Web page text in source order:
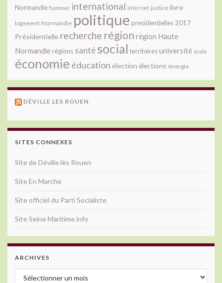
Normandie humour international internet justice livre
logement Normandie politique presidentielles 2017
Présidentielle recherche région région Haute
Normandie régions santésocial territoiresuniversité école
économie éducation élection élections énergie
DÉVILLE LES ROUEN
SITES CONNEXES
Site de Déville lès Rouen
Site En Marche
Site officiel du Parti Socialiste
Site Seine Maritime info
ARCHIVES
Archives